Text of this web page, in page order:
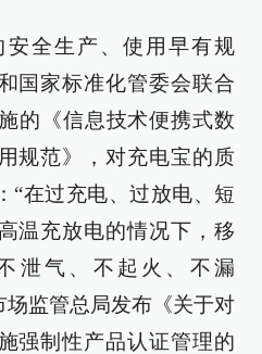
全生产、使用早有规
国家标准化管委会联合
的《信息技术便携式数
规范》，对充电宝的质
“在过充电、过放电、短
温充放电的情况下，移
泄气、不起火、不漏
场监管总局发布《关于对
强制性产品认证管理的